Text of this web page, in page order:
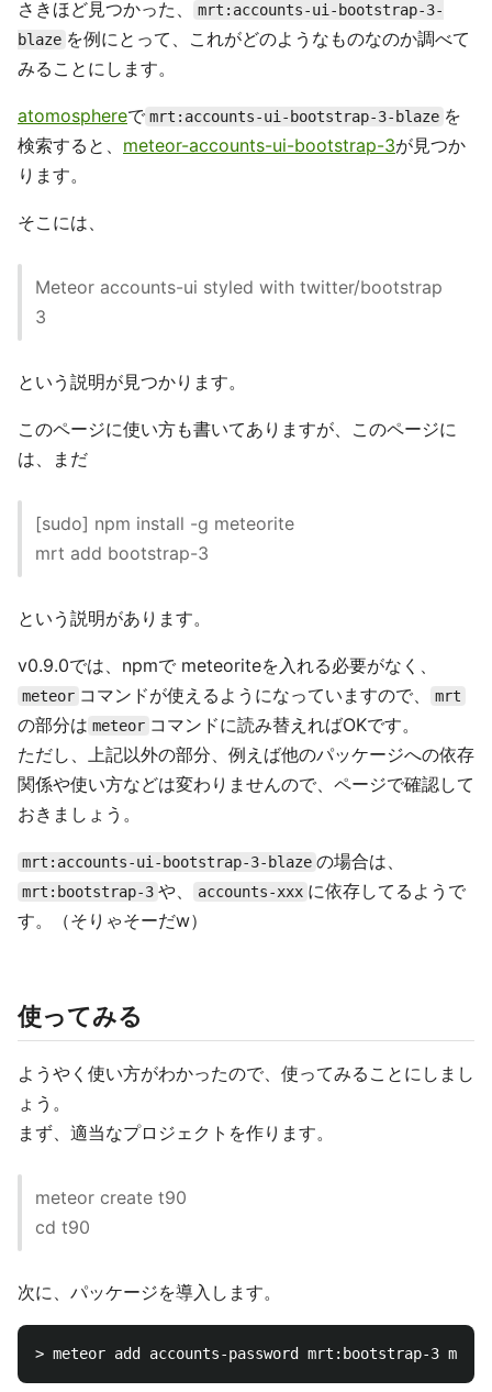
さきほど見つかった、
mrt:accounts-ui-bootstrap-3-
blaze を例にとって、これがどのようなものなのか調べて
みることにします。
atomosphereで mrt:accounts-ui-bootstrap-3-blaze を
検索すると、 meteor-accounts-ui-bootstrap-3が見つか
ります。
そこには、
Meteor accounts-ui styled with twitter/bootstrap
3
という説明が見つかります。
このページに使い方も書いてありますが、このページに
は、まだ
[sudo] npm install -g meteorite
mrt add bootstrap-3
という説明があります。
v0.9.0では、npmで meteoriteを入れる必要がなく、
meteor コマンドが使えるようになっていますので、 mrt
の部分は meteor コマンドに読み替えればOKです。
ただし、上記以外の部分、例えば他のパッケージへの依存
関係や使い方などは変わりませんので、ページで確認して
おきましょう。
mrt:accounts-ui-bootstrap-3-blaze の場合は、
mrt:bootstrap-3 や、 accounts-xxx に依存してるようで
す。（そりゃそーだw）
使ってみる
ようやく使い方がわかったので、使ってみることにしまし
ょう。
まず、適当なプロジェクトを作ります。
meteor create t90
cd t90
次に、パッケージを導入します。